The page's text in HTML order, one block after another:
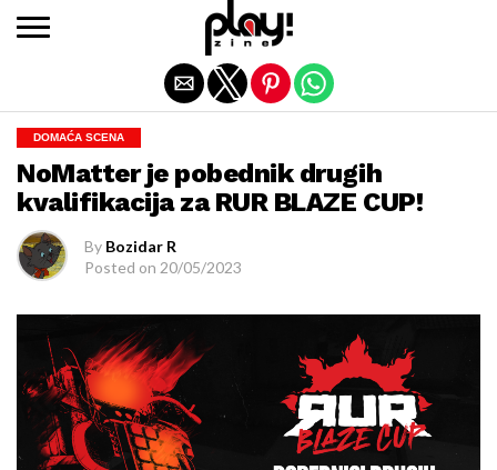
DOMAĆA SCENA
NoMatter je pobednik drugih
kvalifikacija za RUR BLAZE CUP!
By Bozidar R
Posted on 20/05/2023
Exit mobile version